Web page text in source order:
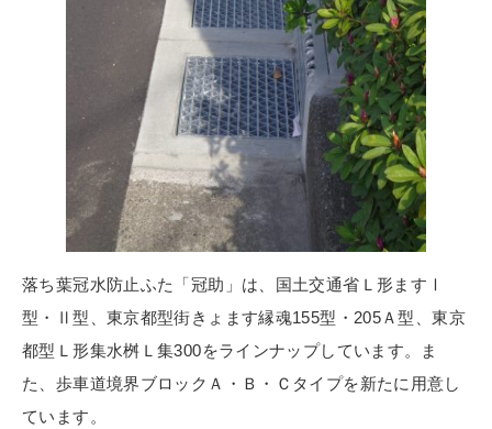
落ち葉冠水防止ふた「冠助」は、国土交通省Ｌ形ますⅠ
型・Ⅱ型、東京都型街きょます縁魂155型・205Ａ型、東京
都型Ｌ形集水桝Ｌ集300をラインナップしています。ま
た、歩車道境界ブロックＡ・Ｂ・Ｃタイプを新たに用意し
ています。